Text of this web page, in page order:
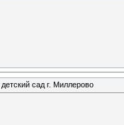
сад г. Миллерово